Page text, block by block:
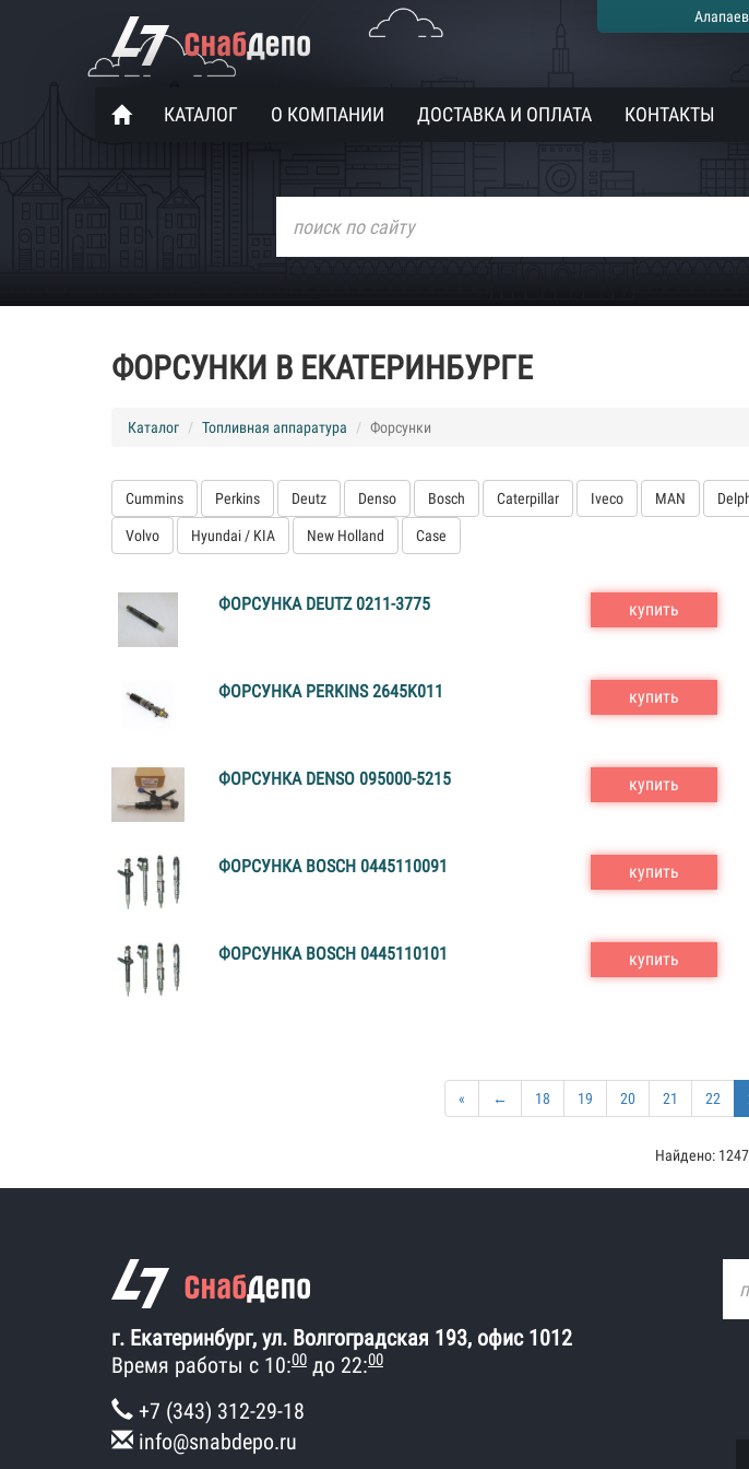
КАТАЛОГ О КОМПАНИИ ДОСТАВКА И ОПЛАТА КОНТАКТЫ
ФОРСУНКИ В ЕКАТЕРИНБУРГЕ
Каталог Топливная аппаратура Форсунки
Cummins Perkins Deutz Denso Bosch Caterpillar Iveco MAN
Volvo Hyundai / KIA New Holland Case
ФОРСУНКА DEUTZ 0211-3775 купить
ФОРСУНКА PERKINS 2645K011 купить
ФОРСУНКА DENSO 095000-5215 купить
ФОРСУНКА BOSCH 0445110091 купить
ФОРСУНКА BOSCH 0445110101 купить
« ← 18 19 20 21 22
Найдено:
г. Екатеринбург, ул. Волгоградская 193, офис 1012
Время работы с 10:00 до 22:00
+7 (343) 312-29-18
info@snabdepo.ru